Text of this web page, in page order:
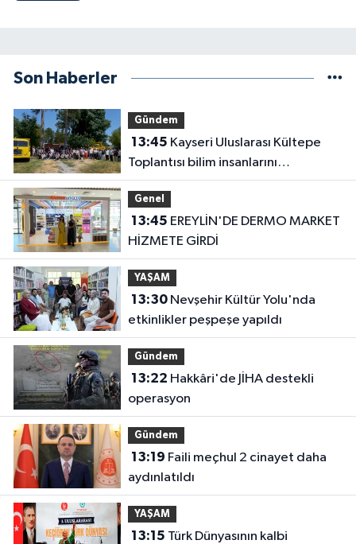
Son Haberler
Gündem
13:45
Toplantısı bilim insanlarını
buluşturdu
Genel
13:45
HİZMETE GİRDİ
YAŞAM
13:30Nevşehir Kültür Yolu'nda
etkinlikler peşpeşe yapıldı
Gündem
13:22
operasyon
Gündem
13:19
aydınlatıldı
YAŞAM
13:15